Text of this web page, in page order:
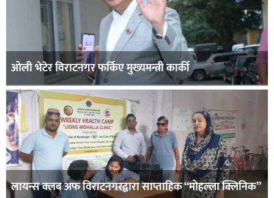
ओली भेटेर विराटनगर फर्किए मुख्यमन्त्री कार्की
लायन्स क्लब अफ विराटनगरद्वारा साप्ताहिक “मोहल्ला क्लिनिक”